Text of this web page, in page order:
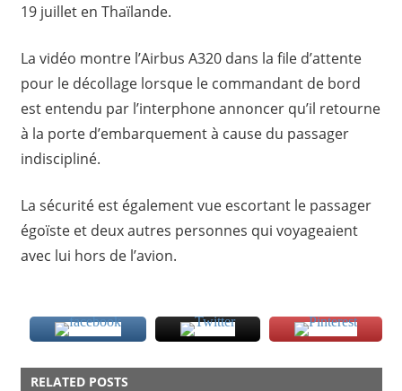
19 juillet en Thaïlande.
La vidéo montre l’Airbus A320 dans la file d’attente
pour le décollage lorsque le commandant de bord
est entendu par l’interphone annoncer qu’il retourne
à la porte d’embarquement à cause du passager
indiscipliné.
La sécurité est également vue escortant le passager
égoïste et deux autres personnes qui voyageaient
avec lui hors de l’avion.
RELATED POSTS